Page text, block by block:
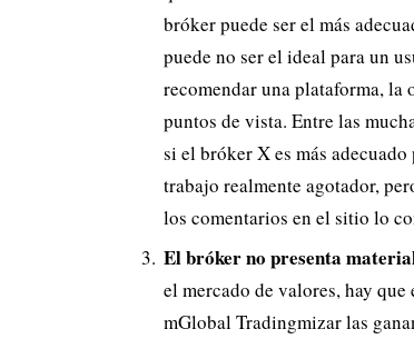
bróker puede ser el más
puede no ser el ideal para un
recomendar una plataforma, la
puntos de vista. Entre las
si el bróker X es más
trabajo realmente agotador,
los comentarios en el sitio lo
El bróker no presenta
el mercado de valores, hay
mGlobal Tradingmizar las